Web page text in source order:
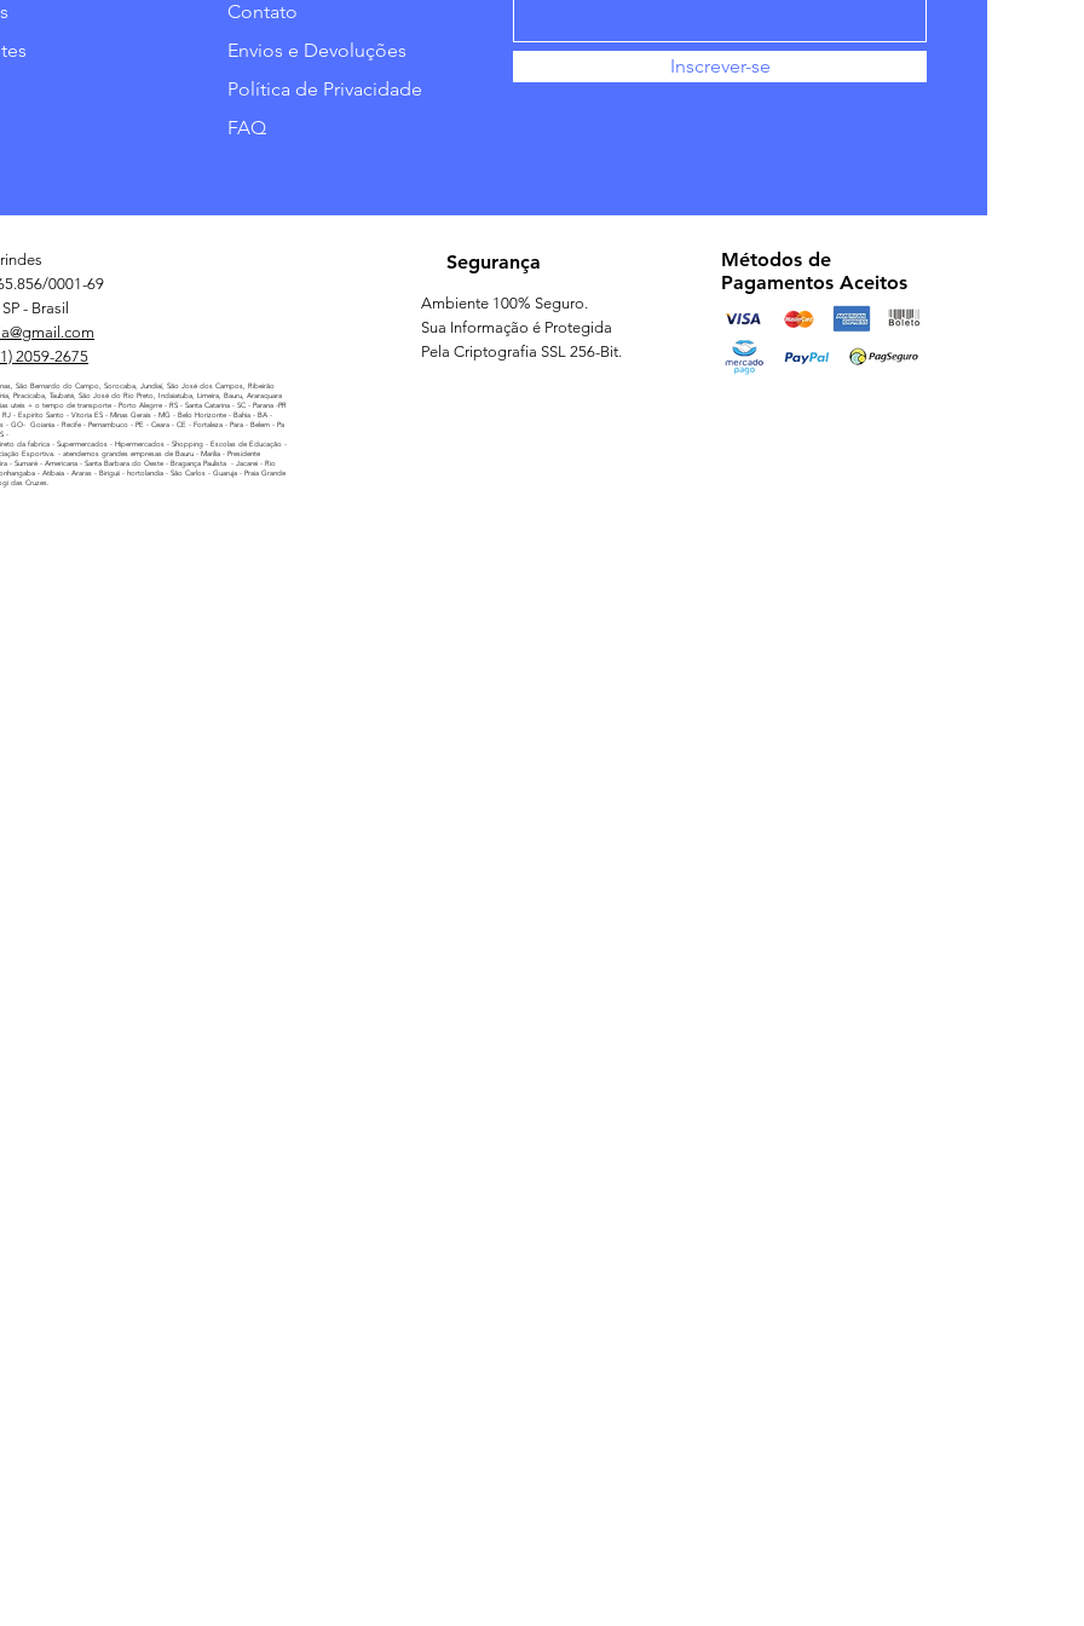
Contato
Envios e Devoluções
Política de Privacidade
FAQ
Inscrever-se
0001-69
- Brasil
2059-2675
São Bernardo do Campo, Sorocaba, Jundiaí, São José dos Campos, Ribeirão
Piracicaba, Taubaté, São José do Rio Preto, Indaiatuba, Limeira, Bauru, Araraquara
uteis + o tempo de transporte - Porto Alegrre - RS - Santa Catarina - SC - Parana -PR
- Espirito Santo - Vitoria ES - Minas Gerais - MG - Belo Horizonte - Bahia - BA -
- GO- Goiania - Recife - Pernambuco - PE - Ceara - CE - Fortaleza - Para - Belem - Pa
-
da fabrica - Supermercados - Hipermercados - Shopping - Escolas de Educação -
Esportiva. - atendemos grandes empresas de Bauru - Marilia - Presidente
- Sumaré - Americana - Santa Barbara do Oeste - Bragança Paulista - Jacarei - Rio
- Atibaia - Araras - Biriguii - hortolandia - São Carlos - Guaruja - Praia Grande
das Cruzes.
Segurança
Ambiente 100% Seguro.
Sua Informação é Protegida
Pela Criptografia SSL 256-Bit.
Métodos de
Pagamentos Aceitos
Personalizadas para empresas - festas - eventos - confraternizações e comemorações com brindes customizados